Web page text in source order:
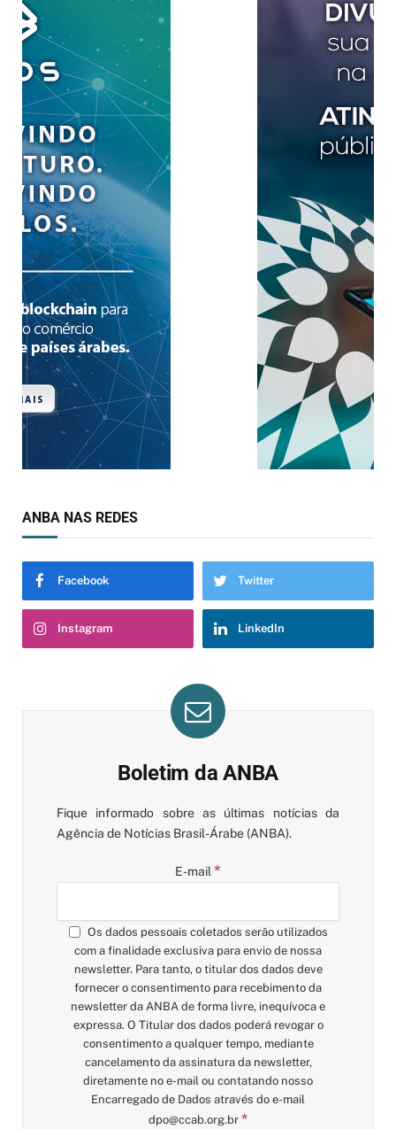
ANBA NAS REDES
Facebook Twitter
Instagram LinkedIn
Boletim da ANBA
Fique informado sobre as últimas notícias da
Agência de Notícias Brasil-Árabe (ANBA).
E-mail*
Os dados pessoais coletados serão utilizados
com a finalidade exclusiva para envio de nossa
newsletter. Para tanto, o titular dos dados deve
fornecer o consentimento para recebimento da
newsletter da ANBA de forma livre, inequívoca e
expressa. O Titular dos dados poderá revogar o
consentimento a qualquer tempo, mediante
cancelamento da assinatura da newsletter,
diretamente no e-mail ou contatando nosso
Encarregado de Dados através do e-mail
dpo@ccab.org.br *